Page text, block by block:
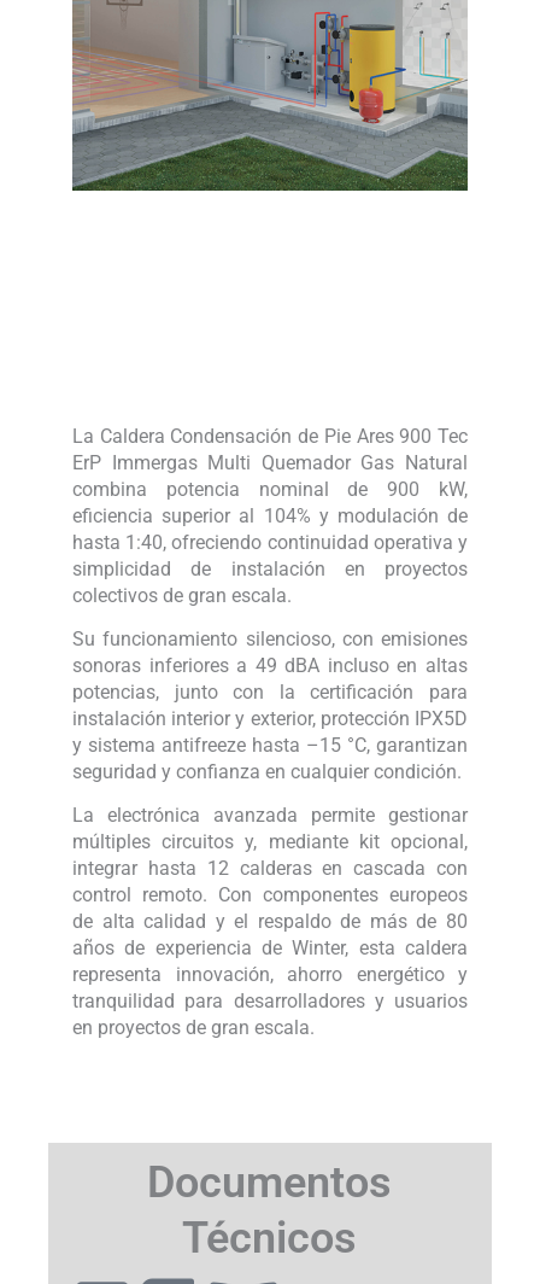
La Caldera Condensación de Pie Ares 900 Tec
ErP Immergas Multi Quemador Gas Natural
combina potencia nominal de 900 kW,
eficiencia superior al 104% y modulación de
hasta 1:40, ofreciendo continuidad operativa y
simplicidad de instalación en proyectos
colectivos de gran escala.
Su funcionamiento silencioso, con emisiones
sonoras inferiores a 49 dBA incluso en altas
potencias, junto con la certificación para
instalación interior y exterior, protección IPX5D
y sistema antifreeze hasta –15 °C, garantizan
seguridad y confianza en cualquier condición.
La electrónica avanzada permite gestionar
múltiples circuitos y, mediante kit opcional,
integrar hasta 12 calderas en cascada con
control remoto. Con componentes europeos
de alta calidad y el respaldo de más de 80
años de experiencia de Winter, esta caldera
representa innovación, ahorro energético y
tranquilidad para desarrolladores y usuarios
en proyectos de gran escala.
Documentos
Técnicos